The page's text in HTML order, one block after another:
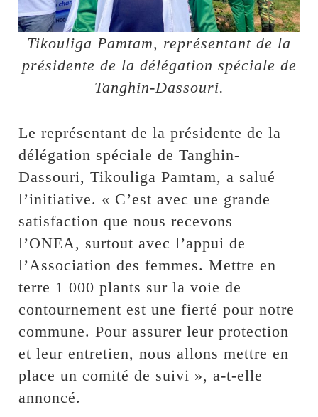
Tikouliga Pamtam, représentant de la
présidente de la délégation spéciale de
Tanghin-Dassouri.
Le représentant de la présidente de la
délégation spéciale de Tanghin-
Dassouri, Tikouliga Pamtam, a salué
l’initiative. « C’est avec une grande
satisfaction que nous recevons
l’ONEA, surtout avec l’appui de
l’Association des femmes. Mettre en
terre 1 000 plants sur la voie de
contournement est une fierté pour notre
commune. Pour assurer leur protection
et leur entretien, nous allons mettre en
place un comité de suivi », a-t-elle
annoncé.